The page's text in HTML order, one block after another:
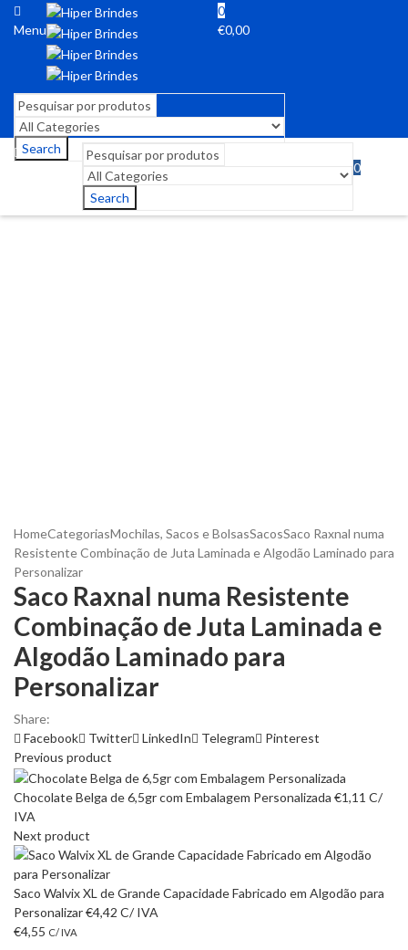
Menu
0
€0,00
Search
Search
0
HomeCategoriasMochilas, Sacos e BolsasSacosSaco Raxnal numa
Resistente Combinação de Juta Laminada e Algodão Laminado para
Personalizar
Saco Raxnal numa Resistente
Combinação de Juta Laminada e
Algodão Laminado para
Personalizar
Share:
Facebook
Twitter LinkedIn Telegram
Pinterest
Previous product
Chocolate Belga de 6,5gr com Embalagem Personalizada €1,11 C/
IVA
Next product
Saco Walvix XL de Grande Capacidade Fabricado em Algodão para
Personalizar€4,42 C/ IVA
€4,55 C/ IVA